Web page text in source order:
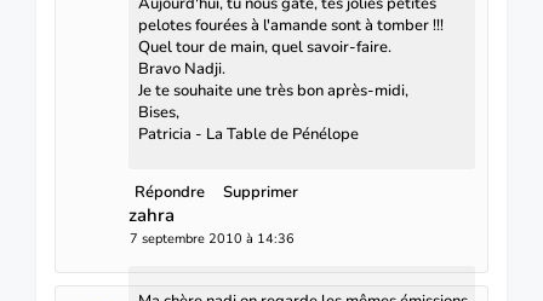
pelotes fourées à l'amande sont à tomber !!!
Quel tour de main, quel savoir-faire.
Bravo Nadji.
Je te souhaite une très bon après-midi,
Bises,
Patricia - La Table de Pénélope
Répondre Supprimer
zahra
7 septembre 2010 à 14:36